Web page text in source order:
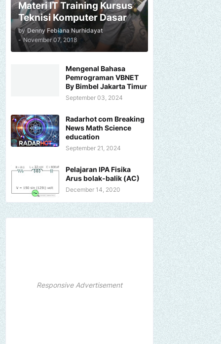
Materi IT Training Kursus
Teknisi Komputer Dasar
by Denny Febiana Nurhidayat
- November 07, 2018
Mengenal Bahasa
Pemrograman VBNET
By Bimbel Jakarta Timur
September 03, 2024
Radarhot com Breaking
News Math Science
education
September 21, 2024
Pelajaran IPA Fisika
Arus bolak-balik (AC)
December 14, 2020
Responsive Advertisement